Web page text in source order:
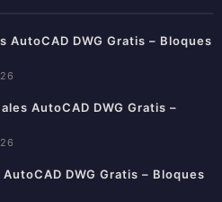
AutoCAD DWG Gratis – Bloques
AutoCAD DWG Gratis –
DWG Gratis – Bloques